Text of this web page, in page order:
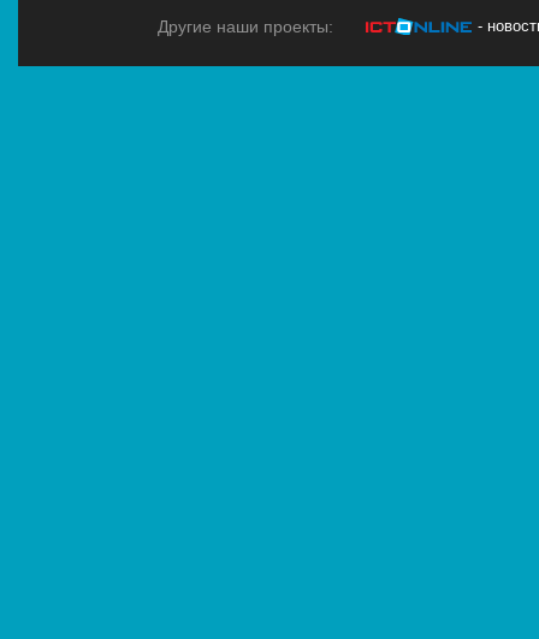
Другие наши проекты: -